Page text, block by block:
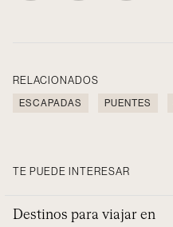
RELACIONADOS
ESCAPADAS PUENTES
TE PUEDE INTERESAR
Destinos para viajar en